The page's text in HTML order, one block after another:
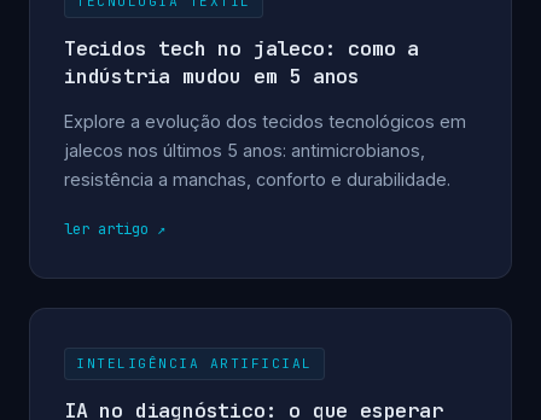
Tecidos tech no jaleco: como a
indústria mudou em 5 anos
Explore a evolução dos tecidos tecnológicos em
jalecos nos últimos 5 anos: antimicrobianos,
resistência a manchas, conforto e durabilidade.
ler artigo
INTELIGÊNCIA ARTIFICIAL
IA no diagnóstico: o que esperar